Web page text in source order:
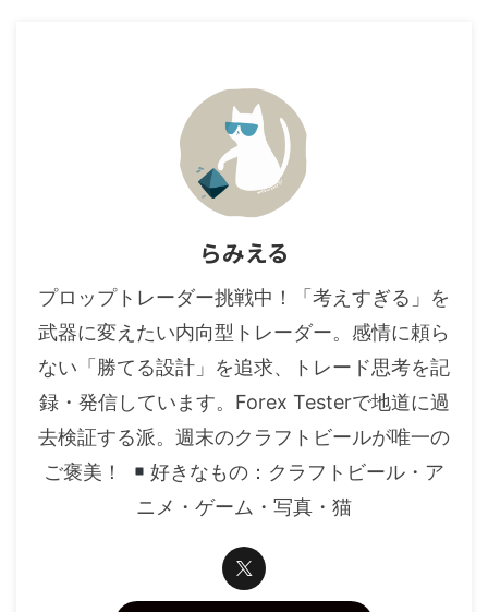
らみえる
プロップトレーダー挑戦中！「考えすぎる」を
武器に変えたい内向型トレーダー。感情に頼ら
ない「勝てる設計」を追求、トレード思考を記
録・発信しています。Forex Testerで地道に過
去検証する派。週末のクラフトビールが唯一の
ご褒美！
好きなもの：クラフトビール・ア
ニメ・ゲーム・写真・猫